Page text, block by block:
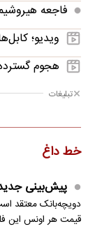
فاجعه
ویدیو؛
هجوم
تبلیغات
خط داغ
پیش‌بینی جدید از
دویچه‌بانک معتقد
قیمت هر اونس این